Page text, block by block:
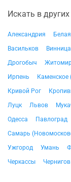
Искать в
Александрия
Васильков
Винница
Дрогобыч
Ирпень
Каменское
Кривой Рог
Луцк
Львов
Одесса
Павлоград
Самарь
Ужгород
Умань
Черкассы
Чернигов